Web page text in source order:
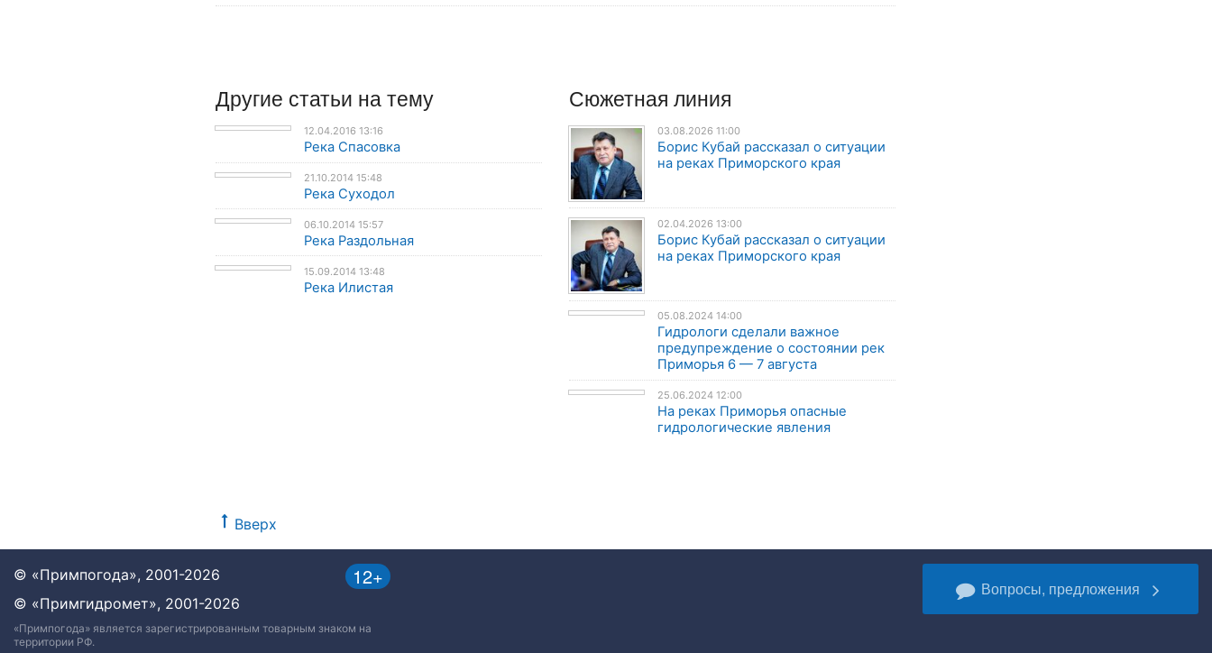
Другие статьи на тему
12.04.2016 13:16
Река Спасовка
21.10.2014 15:48
Река Суходол
06.10.2014 15:57
Река Раздольная
15.09.2014 13:48
Река Илистая
Сюжетная линия
03.08.2026 11:00
Борис Кубай рассказал о ситуации
на реках Приморского края
02.04.2026 13:00
Борис Кубай рассказал о ситуации
на реках Приморского края
05.08.2024 14:00
Гидрологи сделали важное
предупреждение о состоянии рек
Приморья 6 — 7 августа
25.06.2024 12:00
На реках Приморья опасные
гидрологические явления
Вверх
12+
© «Примпогода», 2001-2026
© «Примгидромет», 2001-2026
«Примпогода» является зарегистрированным товарным знаком на
территории РФ.
Вопросы, предложения